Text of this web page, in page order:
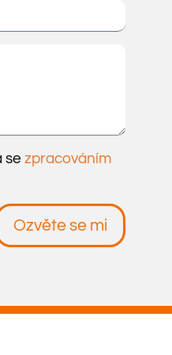
se zpracováním
Ozvěte se mi